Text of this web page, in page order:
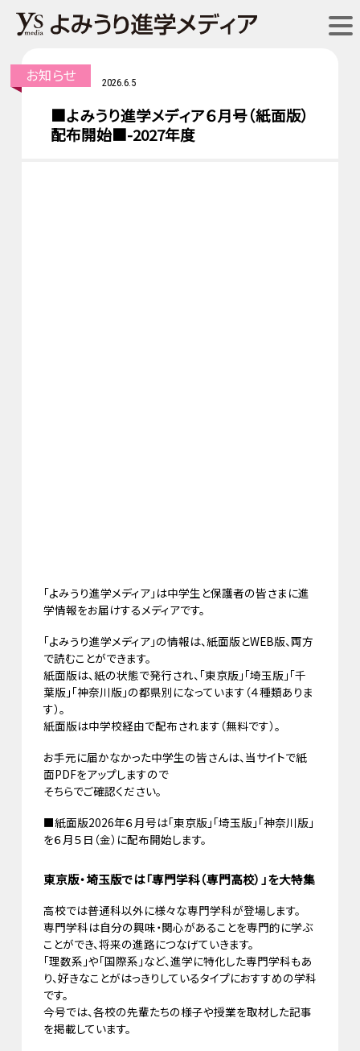
お知らせ 2026.6.5
■よみうり進学メディア６月号（紙面版）
配布開始■-2027年度
「よみうり進学メディア」は中学生と保護者の皆さまに進
学情報をお届けするメディアです。
「よみうり進学メディア」の情報は、紙面版とWEB版、両方
で読むことができます。
紙面版は、紙の状態で発行され、「東京版」「埼玉版」「千
葉版」「神奈川版」の都県別になっています（４種類ありま
す）。
紙面版は中学校経由で配布されます（無料です）。
お手元に届かなかった中学生の皆さんは、当サイトで紙
面PDFをアップしますので
そちらでご確認ください。
■紙面版2026年６月号は「東京版」「埼玉版」「神奈川版」
を６月５日（金）に配布開始します。
東京版・埼玉版では「専門学科（専門高校）」を大特集
高校では普通科以外に様々な専門学科が登場します。
専門学科は自分の興味・関心があることを専門的に学ぶ
ことができ、将来の進路につなげていきます。
「理数系」や「国際系」など、進学に特化した専門学科もあ
り、好きなことがはっきりしているタイプにおすすめの学科
です。
今号では、各校の先輩たちの様子や授業を取材した記事
を掲載しています。